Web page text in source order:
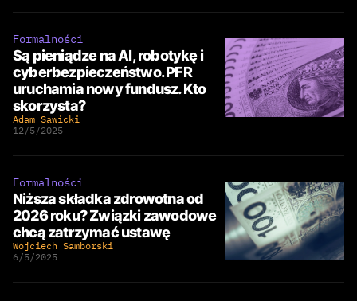
Formalności
Są pieniądze na AI, robotykę i
cyberbezpieczeństwo. PFR
uruchamia nowy fundusz. Kto
skorzysta?
Adam Sawicki
12/5/2025
Formalności
Niższa składka zdrowotna od
2026 roku? Związki zawodowe
chcą zatrzymać ustawę
Wojciech Samborski
6/5/2025